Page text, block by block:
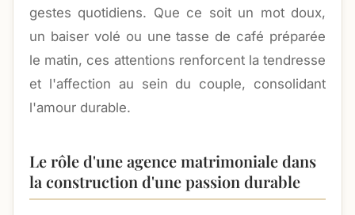
gestes quotidiens. Que ce soit un mot doux,
un baiser volé ou une tasse de café préparée
le matin, ces attentions renforcent la tendresse
et l'affection au sein du couple, consolidant
l'amour durable.
Le rôle d'une agence matrimoniale dans
la construction d'une passion durable